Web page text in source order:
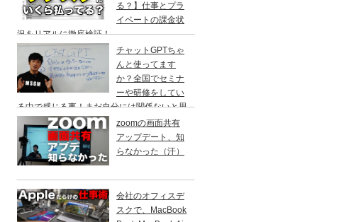
る？】仕事とプラ
イベートの課金状
況をリアルに徹底検証！
チャットGPTちゃ
んと使ってます
か？全国でセミナ
ーや研修をしてい
る中で感じる事！まだ自分には関係ないと思
っていませんか？
zoomの画面共有
アップデート、知
らなかった（汗）
会社のオフィスデ
スクで、MacBook